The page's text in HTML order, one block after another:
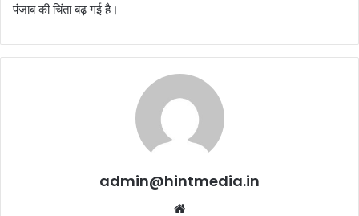
पंजाब की चिंता बढ़ गई है।
admin@hintmedia.in